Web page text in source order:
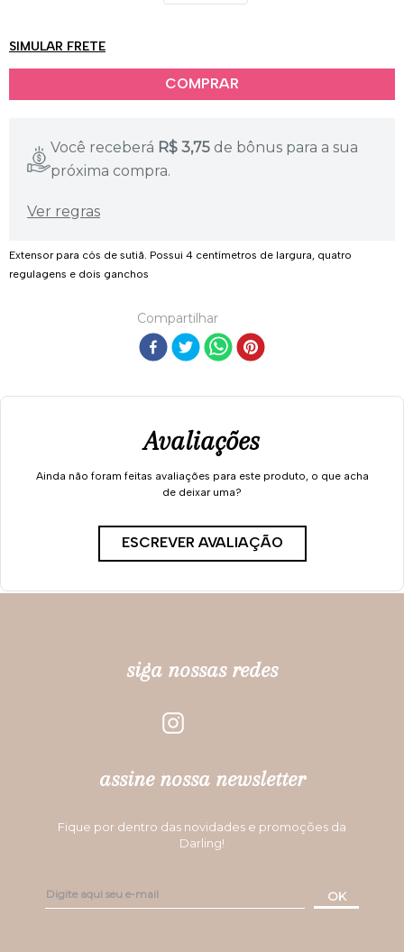
SIMULAR FRETE
Você receberá R$ 3,75 de bônus para a sua
próxima compra.
Ver regras
Extensor para cós de sutiã. Possui 4 centímetros de largura, quatro
regulagens e dois ganchos
Compartilhar
Avaliações
Ainda não foram feitas avaliações para este produto, o que acha
de deixar uma?
ESCREVER AVALIAÇÃO
siga nossas redes
assine nossa newsletter
Fique por dentro das novidades e promoções da
Darling!
OK